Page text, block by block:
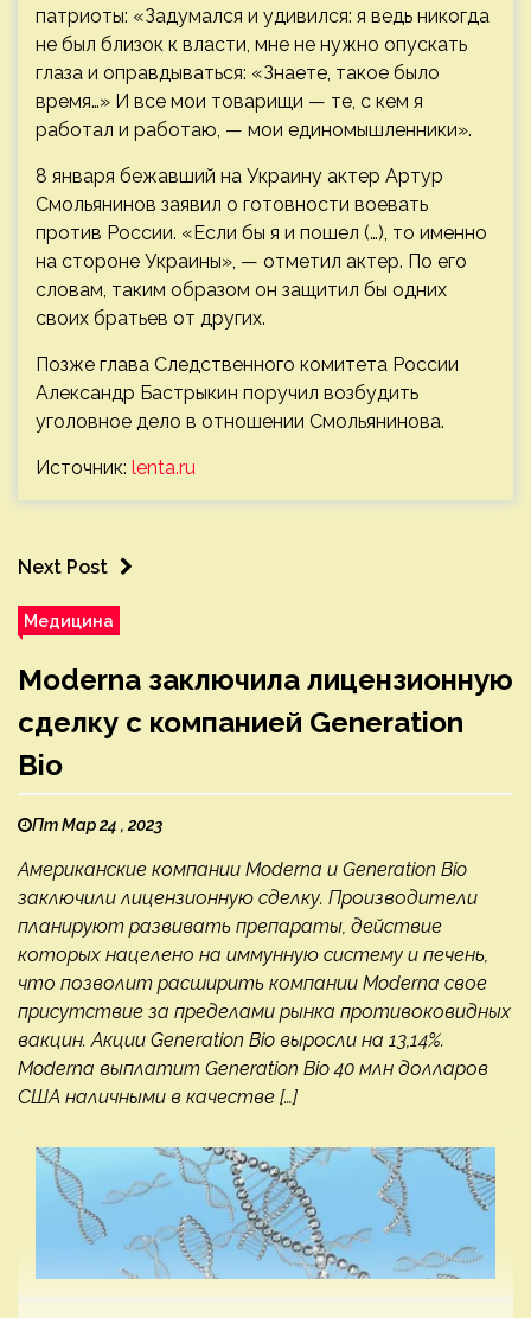
патриоты: «Задумался и удивился: я ведь никогда
не был близок к власти, мне не нужно опускать
глаза и оправдываться: «Знаете, такое было
время…» И все мои товарищи — те, с кем я
работал и работаю, — мои единомышленники».
8 января бежавший на Украину актер Артур
Смольянинов заявил о готовности воевать
против России. «Если бы я и пошел (…), то именно
на стороне Украины», — отметил актер. По его
словам, таким образом он защитил бы одних
своих братьев от других.
Позже глава Следственного комитета России
Александр Бастрыкин поручил возбудить
уголовное дело в отношении Смольянинова.
Источник: lenta.ru
Next Post
Медицина
Moderna заключила лицензионную
сделку с компанией Generation
Bio
Пт Мар 24 , 2023
Американские компании Moderna и Generation Bio
заключили лицензионную сделку. Производители
планируют развивать препараты, действие
которых нацелено на иммунную систему и печень,
что позволит расширить компании Moderna свое
присутствие за пределами рынка противоковидных
вакцин. Акции Generation Bio выросли на 13,14%.
Moderna выплатит Generation Bio 40 млн долларов
США наличными в качестве […]